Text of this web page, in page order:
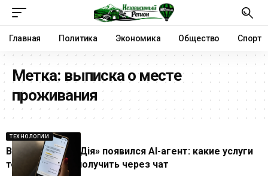
Главная Политика Экономика Общество Спорт
Метка: выписка о месте
проживания
ТЕХНОЛОГИИ
В приложении «Дія» появился AI-агент: какие услуги
теперь можно получить через чат